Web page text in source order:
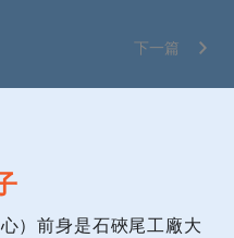
下一篇
）前身是石硤尾工廠大